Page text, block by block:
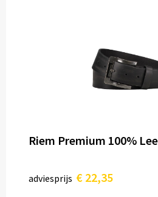
Riem Premium 100%
adviesprijs € 22,35